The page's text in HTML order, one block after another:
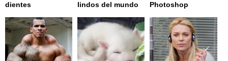
dientes
lindos del mundo
Photoshop